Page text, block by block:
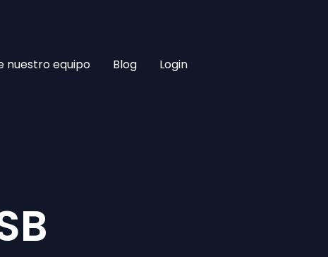
nuestro equipo Blog
Login